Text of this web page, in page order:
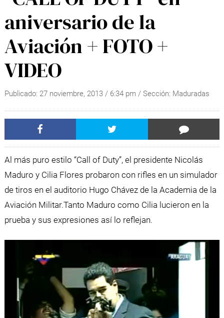
aniversario de la
Aviación + FOTO +
VIDEO
Publicado: 27 noviembre, 2013/ 6:34 pm / Sección: Maduradas
Al más puro estilo “Call of Duty”, el presidente Nicolás
Maduro y Cilia Flores probaron con rifles en un simulador
de tiros en el auditorio Hugo Chávez de la Academia de la
Aviación Militar.Tanto Maduro como Cilia lucieron en la
prueba y sus expresiones así lo reflejan.